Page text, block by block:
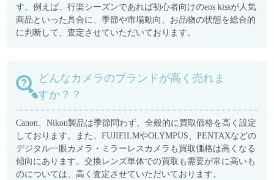
す。例えば、行楽シーズンであれば初心者向けのeos kissが人気
商品といった具合に、季節や市場動向、お品物の状態を総合的
に判断して、査定させていただいております。
どんなカメラのブランドが高く売れま
すか？？
Canon、Nikon製品は季節問わず、全般的に買取価格を高く設定
しております。また、FUJIFILMやOLYMPUS、PENTAXなどの
デジタル一眼カメラ・ミラーレスカメラも買取価格は高くなる
傾向にあります。交換レンズ単体での買取も需要が常に高いも
のについては、高く査定させていただいております。